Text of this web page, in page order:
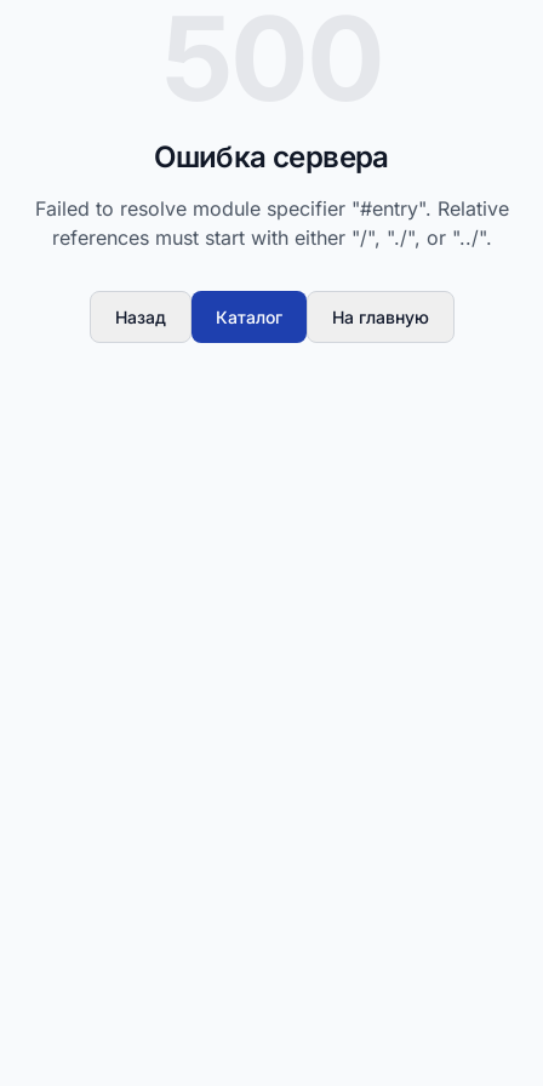
Ошибка сервера
Failed to resolve module specifier "#entry". Relative
references must start with either "/", "./", or "../".
Назад Каталог На главную